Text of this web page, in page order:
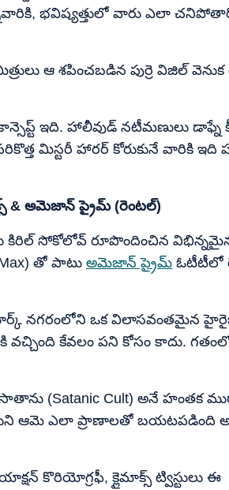
భవిష్యత్తులో వారు ఎలా
ఆ శపించబడిన పుర్రె విజిల్ వెనుక
ఇది. హాలీవుడ్ నటీమణులు
మిస్టరీ హారర్ కోరుకునే వారికి ఇది
& అమెజాన్ ప్రైమ్ (రెంటల్)
కిరిల్ సోకోలోవ్ రూపొందించిన
తో పాటు అమెజాన్ ప్రైమ్ ఓటీటీలో
నగరంలోని ఒక విలాసవంతమైన
కేవలం పని కోసం కాదు.
(Satanic Cult) అనే హంతక
ఆమె ఎలా ప్రాణాలతో బయటపడింది
కొరియోగ్రఫీ, క్లైమాక్స్ ట్విస్టులు ఈ